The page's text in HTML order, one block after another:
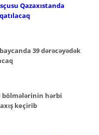
Qazaxıstanda
39 dərəcəyədək
bölmələrinin hərbi
keçirib